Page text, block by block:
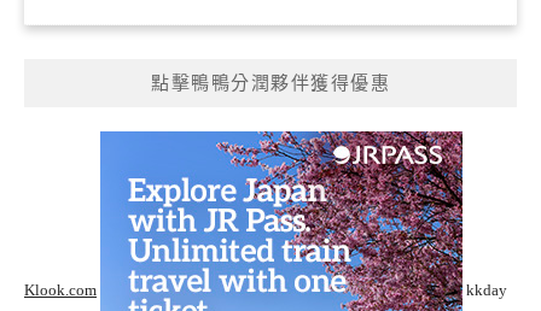
點擊鴨鴨分潤夥伴獲得優惠
Klook.com kkday